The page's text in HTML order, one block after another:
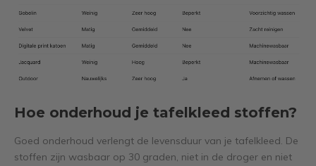
Hoe onderhoud je tafelkleed stoffen?
Goed onderhoud verlengt de levensduur van je tafelkleed. De
stoffen zijn wasbaar op 30 graden, niet in de droger en niet